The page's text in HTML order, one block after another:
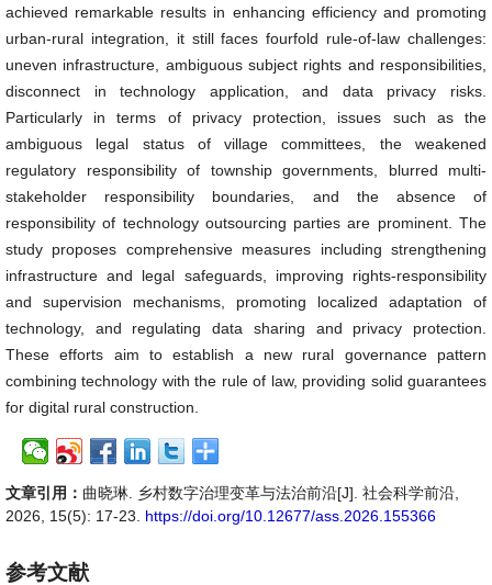
achieved remarkable results in enhancing efficiency and promoting
urban-rural integration, it still faces fourfold rule-of-law challenges:
uneven infrastructure, ambiguous subject rights and responsibilities,
disconnect in technology application, and data privacy risks.
Particularly in terms of privacy protection, issues such as the
ambiguous legal status of village committees, the weakened
regulatory responsibility of township governments, blurred multi-
stakeholder responsibility boundaries, and the absence of
responsibility of technology outsourcing parties are prominent. The
study proposes comprehensive measures including strengthening
infrastructure and legal safeguards, improving rights-responsibility
and supervision mechanisms, promoting localized adaptation of
technology, and regulating data sharing and privacy protection.
These efforts aim to establish a new rural governance pattern
combining technology with the rule of law, providing solid guarantees
for digital rural construction.
文章引用： 曲晓琳. 乡村数字治理变革与法治前沿[J]. 社会科学前沿,
2026, 15(5): 17-23. https://doi.org/10.12677/ass.2026.155366
参考文献